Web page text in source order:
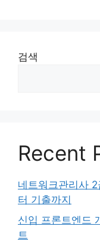
검색
Recent
네트워크관리사
터 기출까지
신입 프론트엔드
트